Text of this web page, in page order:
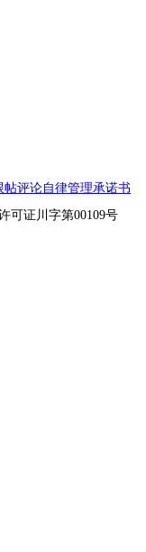
帖评论自律管理承诺书
可证川字第00109号